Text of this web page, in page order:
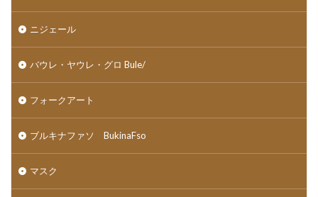
ニジェール
バウレ・ヤウレ・グロ Bule/
フォークアート
ブルキナファソ BukinaFso
マスク